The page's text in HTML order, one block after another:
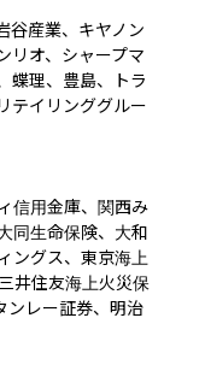
谷産業、キヤノン
リオ、シャープマ
蝶理、豊島、トラ
テイリンググルー
信用金庫、関西み
同生命保険、大和
ングス、東京海上
井住友海上火災保
ンレー証券、明治